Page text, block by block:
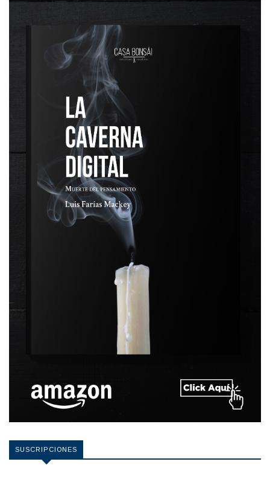
SUSCRIPCIONES